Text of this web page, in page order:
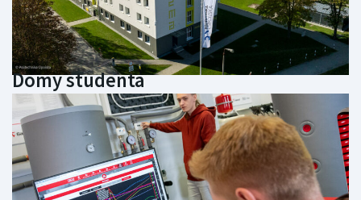
Domy studenta